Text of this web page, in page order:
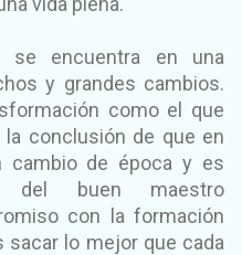
se encuentra en una
y grandes cambios.
como el que
conclusión de que en
cambio de época y es
del buen maestro
con la formación
sacar lo mejor que cada